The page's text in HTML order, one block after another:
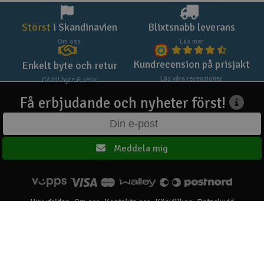
Störst i Skandinavien
Om oss
Blixtsnabb leverans
Läs mer
Enkelt byte och retur
Gå till byte & retur
Kundrecension på prisjakt
Läs våra recensioner
Få erbjudande och nyheter först!
Meddela mig
Huvudsidan Om oss Kontakta oss Köpvillkor Dataskydd